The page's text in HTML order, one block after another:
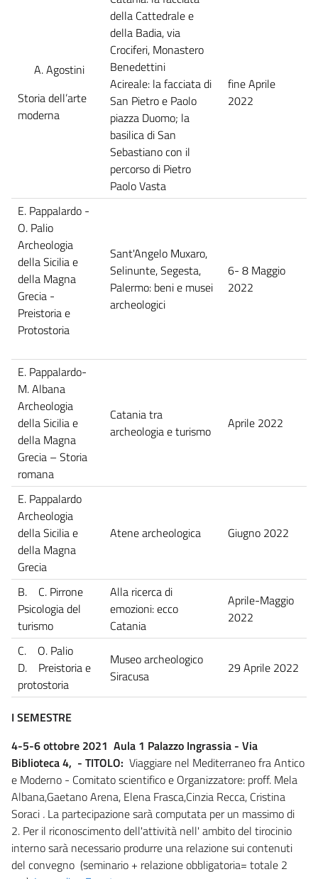
Agostini
Storia dell’arte
moderna
della Cattedrale e
della Badia, via
Crociferi, Monastero
Benedettini
Acireale: la facciata di
San Pietro e Paolo
piazza Duomo; la
basilica di San
Sebastiano con il
percorso di Pietro
Paolo Vasta
fine Aprile
2022
E. Pappalardo -
O. Palio
Archeologia
della Sicilia e
della Magna
Grecia -
Preistoria e
Protostoria
Sant'Angelo Muxaro,
Selinunte, Segesta,
Palermo: beni e musei
archeologici
6- 8 Maggio
2022
E. Pappalardo-
M. Albana
Archeologia
della Sicilia e
della Magna
Grecia – Storia
romana
Catania tra
archeologia e turismo
Aprile 2022
E. Pappalardo
Archeologia
della Sicilia e
della Magna
Grecia
Atene archeologica Giugno 2022
B. C. Pirrone
Psicologia del
turismo
Alla ricerca di
emozioni: ecco
Catania
Aprile-Maggio
2022
C. O. Palio
D. Preistoria e
protostoria
Museo archeologico
Siracusa
29 Aprile 2022
I SEMESTRE
4-5-6 ottobre 2021 Aula 1 Palazzo Ingrassia - Via
Biblioteca 4, - TITOLO: Viaggiare nel Mediterraneo fra Antico
e Moderno - Comitato scientifico e Organizzatore: proff. Mela
Albana,Gaetano Arena, Elena Frasca,Cinzia Recca, Cristina
Soraci . La partecipazione sarà computata per un massimo di
2. Per il riconoscimento dell'attività nell' ambito del tirocinio
interno sarà necessario produrre una relazione sui contenuti
del convegno (seminario + relazione obbligatoria= totale 2